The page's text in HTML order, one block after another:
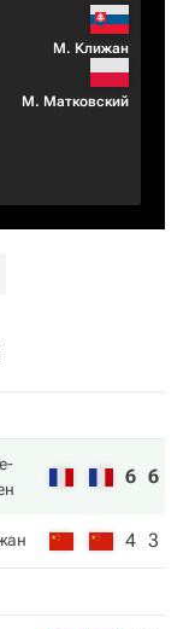
М. Клижан
М. Матковский
6 6
4 3